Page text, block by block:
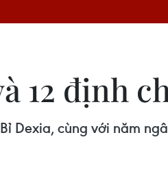
12 định
Dexia, cùng với năm